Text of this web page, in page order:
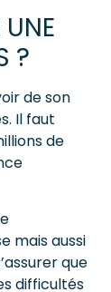
?
de son
Il faut
de
mais aussi
que
difficultés